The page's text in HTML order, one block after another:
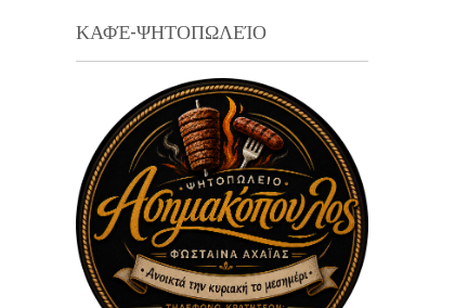
ΚΑΦΈ-ΨΗΤΟΠΩΛΕΊΟ